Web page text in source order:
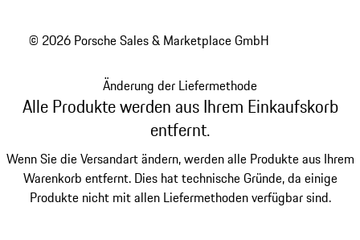
© 2026 Porsche Sales & Marketplace GmbH
Änderung der Liefermethode
Alle Produkte werden aus Ihrem Einkaufskorb
entfernt.
Wenn Sie die Versandart ändern, werden alle Produkte aus Ihrem
Warenkorb entfernt. Dies hat technische Gründe, da einige
Produkte nicht mit allen Liefermethoden verfügbar sind.